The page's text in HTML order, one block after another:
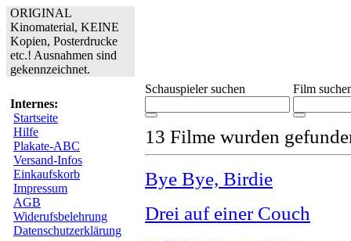
ORIGINAL
Kinomaterial, KEINE
Kopien, Posterdrucke
etc.! Ausnahmen sind
gekennzeichnet.
Internes:
Startseite
Hilfe
Plakate-ABC
Versand-Infos
Einkaufskorb
Impressum
AGB
Widerufsbelehrung
Datenschutzerklärung
Schauspieler suchen Film
13 Filme wurden
Bye Bye, Birdie
Drei auf einer Couch